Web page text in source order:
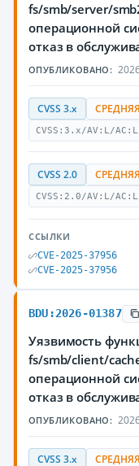
fs/smb/server/
операционной
отказ в
ОПУБЛИКОВАНО:
CVSS 3.x
CVSS:3.x/AV:L/
CVSS 2.0
CVSS:2.0/AV:L/
ССЫЛКИ
CVE-2025-37956
CVE-2025-37956
BDU:2026-01387
Уязвимость
fs/smb/client/
операционной
отказ в
ОПУБЛИКОВАНО:
CVSS 3.x